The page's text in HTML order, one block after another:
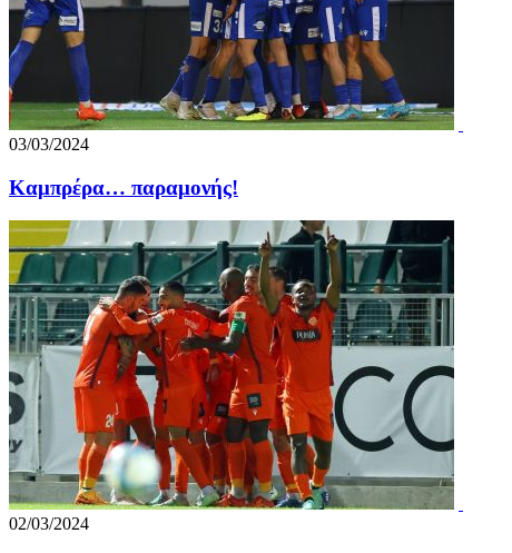
03/03/2024
Καμπρέρα… παραμονής!
02/03/2024